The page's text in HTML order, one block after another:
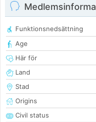
Funktionsnedsättning
Age
Här för
Land
Stad
Origins
Civil status